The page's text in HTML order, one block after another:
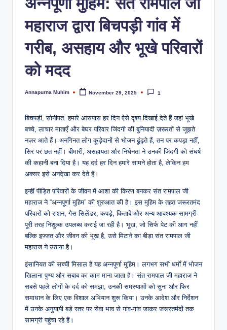
महाराज द्वारा बिचपड़ी गांव में
गरीब, असहाय और भूखे परिवारों
को मदद
Annapurna Muhim November 29, 2025 1
बिचपड़ी, सोनीपत: हमारे आसपास हर दिन ऐसे दृश्य दिखाई देते हैं जहां भूखे
बच्चे, लाचार माताएँ और बेघर परिवार जिंदगी की बुनियादी ज़रूरतों से जूझते
नज़र आते हैं। अनगिनत लोग कूड़ेदानों से भोजन ढूंढ़ते हैं, तन पर कपड़ा नहीं,
सिर पर छत नहीं। बीमारी, असहायता और निर्धनता ने उनकी जिंदगी को संघर्ष
की कहानी बना दिया है। यह दर्द हर दिन हमारे सामने होता है, लेकिन हम
अक्सर इसे अनदेखा कर देते हैं।
इन्हीं पीड़ित परिवारों के जीवन में आशा की किरण बनकर संत रामपाल जी
महाराज ने “अन्नपूर्णा मुहिम” की शुरुआत की है। इस मुहिम के तहत जरूरतमंद
परिवारों को राशन, गैस सिलेंडर, कपड़े, किताबें और अन्य आवश्यक सामग्री
पूरी तरह निशुल्क उपलब्ध कराई जा रही है। भूख, जो सिर्फ पेट की आग नहीं
बल्कि इज्जत और जीवन की भूख है, उसे मिटाने का बीड़ा संत रामपाल जी
महाराज ने उठाया है।
इंसानियत की सच्ची मिसाल है यह अन्नपूर्णा मुहिम। लगभग सभी धर्मों में भोजन
खिलाना पुण्य और सबाब का काम माना जाता है। संत रामपाल जी महाराज ने
सबसे पहले लोगों के दर्द को समझा, उनकी समस्याओं को सुना और फिर
समाधान के लिए एक विशाल अभियान शुरू किया। उनके आदेश और निर्देशन
में उनके अनुयायी बड़े स्तर पर सेवा भाव से गांव-गांव जाकर जरूरतमंदों तक
सामग्री पहुंचा रहे हैं।